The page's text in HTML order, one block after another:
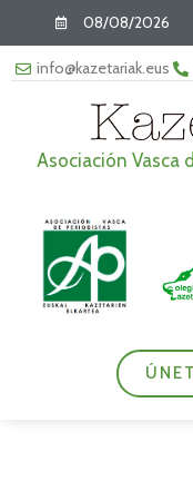
08/08/2026
info@kazetariak.eus
Asociación Vasca